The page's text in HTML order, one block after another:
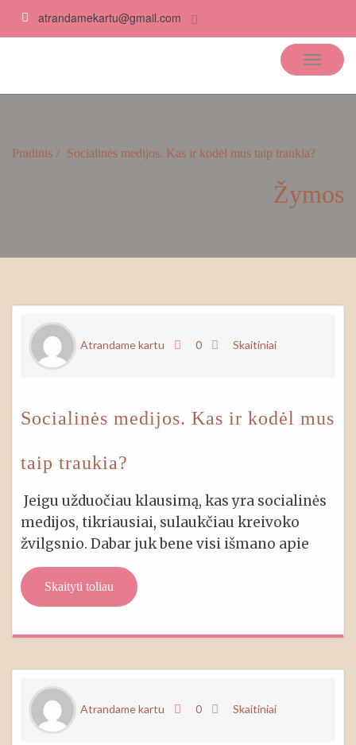
atrandamekartu@gmail.com
Pradinis Socialinės medijos. Kas ir kodėl mus taip traukia?
Žymos
Atrandame kartu 0 Skaitiniai
Socialinės medijos. Kas ir kodėl mus
taip traukia?
Jeigu užduočiau klausimą, kas yra socialinės
medijos, tikriausiai, sulaukčiau kreivoko
žvilgsnio. Dabar juk bene visi išmano apie
Skaityti toliau
Atrandame kartu 0 Skaitiniai